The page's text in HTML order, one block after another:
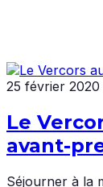
25 février 2020
Le
avant-
Séjourner à la